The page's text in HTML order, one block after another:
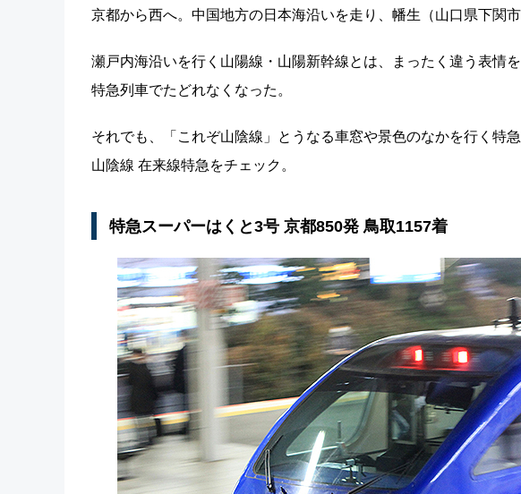
京都から西へ。中国地方の日本海沿いを走り、幡生（山口県下
瀬戸内海沿いを行く山陽線・山陽新幹線とは、まったく違う表情
特急列車でたどれなくなった。
それでも、「これぞ山陰線」とうなる車窓や景色のなかを行く特
山陰線 在来線特急をチェック。
特急スーパーはくと3号 京都850発 鳥取1157着